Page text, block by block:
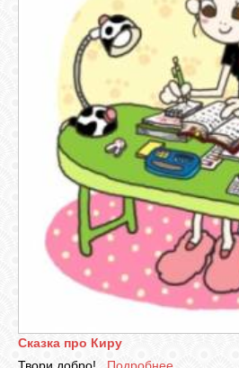
Сказка про Киру